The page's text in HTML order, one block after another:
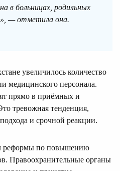
в больницах, родильных
— отметила она.
увеличилось количество
медицинского персонала.
прямо в приёмных и
тревожная тенденция,
и срочной реакции.
реформы по повышению
Правоохранительные органы